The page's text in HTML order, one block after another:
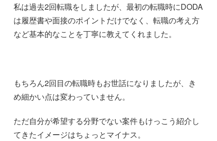
私は過去2回転職をしましたが、最初の転職時にDODA
は履歴書や面接のポイントだけでなく、転職の考え方
など基本的なことを丁寧に教えてくれました。
もちろん2回目の転職時もお世話になりましたが、き
め細かい点は変わっていません。
ただ自分が希望する分野でない案件もけっこう紹介し
てきたイメージはちょっとマイナス。